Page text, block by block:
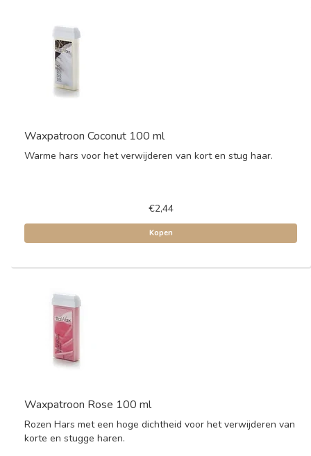
Waxpatroon Coconut 100 ml
Warme hars voor het verwijderen van kort en stug haar.
€2,44
Kopen
Waxpatroon Rose 100 ml
Rozen Hars met een hoge dichtheid voor het verwijderen van
korte en stugge haren.